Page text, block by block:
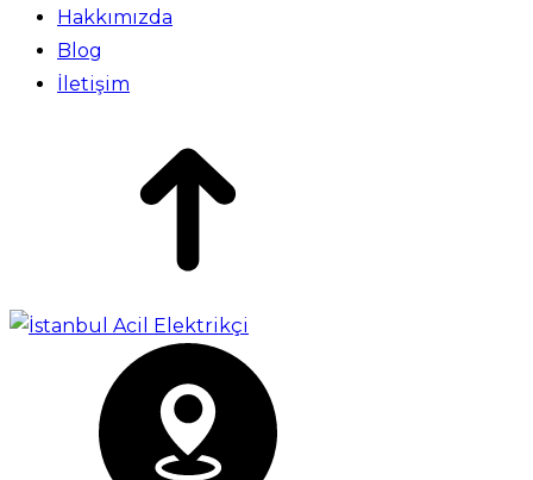
Hakkımızda
Blog
İletişim